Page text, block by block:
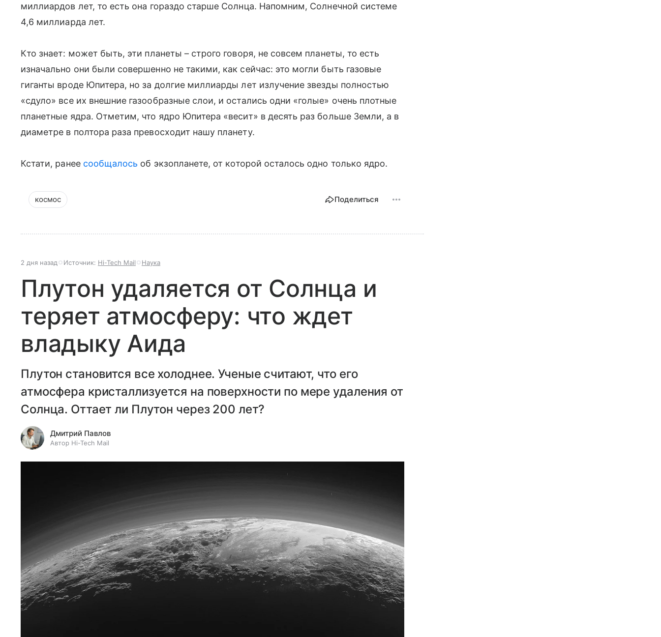
миллиардов лет, то есть она гораздо старше Солнца. Напомним, Солнечной системе
4,6 миллиарда лет.
Кто знает: может быть, эти планеты – строго говоря, не совсем планеты, то есть
изначально они были совершенно не такими, как сейчас: это могли быть газовые
гиганты вроде Юпитера, но за долгие миллиарды лет излучение звезды полностью
«сдуло» все их внешние газообразные слои, и остались одни «голые» очень плотные
планетные ядра. Отметим, что ядро Юпитера «весит» в десять раз больше Земли, а в
диаметре в полтора раза превосходит нашу планету.
Кстати, ранее сообщалось об экзопланете, от которой осталось одно только ядро.
космос Поделиться
2 дня назад Источник: Hi-Tech Mail Наука
Плутон удаляется от Солнца и
теряет атмосферу: что ждет
владыку Аида
Плутон становится все холоднее. Ученые считают, что его
атмосфера кристаллизуется на поверхности по мере удаления от
Солнца. Оттает ли Плутон через 200 лет?
Дмитрий Павлов
Автор Hi-Tech Mail